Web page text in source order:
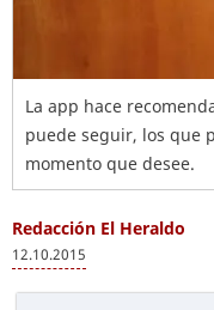
La app hace
puede seguir, los que
momento que desee.
Redacción El Heraldo
12.10.2015